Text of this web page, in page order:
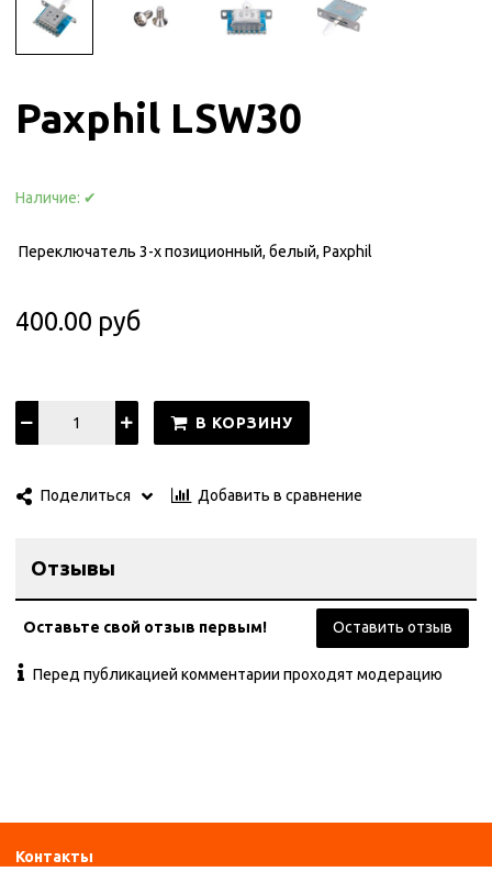
Paxphil LSW30
Наличие: ✔
Переключатель 3-х позиционный, белый, Paxphil
400.00 руб
В КОРЗИНУ
Поделиться Добавить в сравнение
Отзывы
Оставьте свой отзыв первым! Оставить отзыв
Перед публикацией комментарии проходят модерацию
Контакты